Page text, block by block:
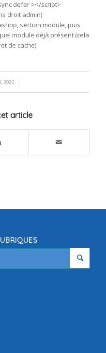
defer ></script>
droit admin)
section module, puis
module déjà présent (cela
de cache)
2020
article